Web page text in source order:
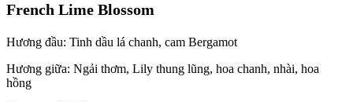
French Lime Blossom
Hương đầu: Tinh dầu lá chanh, cam Bergamot
Hương giữa: Ngải thơm, Lily thung lũng, hoa chanh, nhài, hoa
hồng